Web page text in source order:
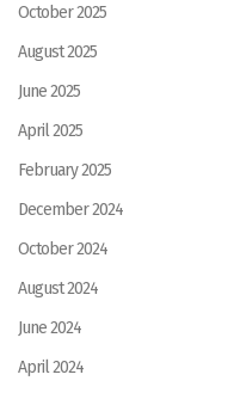
October 2025
August 2025
June 2025
April 2025
February 2025
December 2024
October 2024
August 2024
June 2024
April 2024